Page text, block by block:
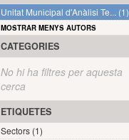
Unitat Municipal d'Anàlisi Te... (1)
MOSTRAR MENYS AUTORS
CATEGORIES
No hi ha filtres per aquesta
cerca
ETIQUETES
Sectors (1)